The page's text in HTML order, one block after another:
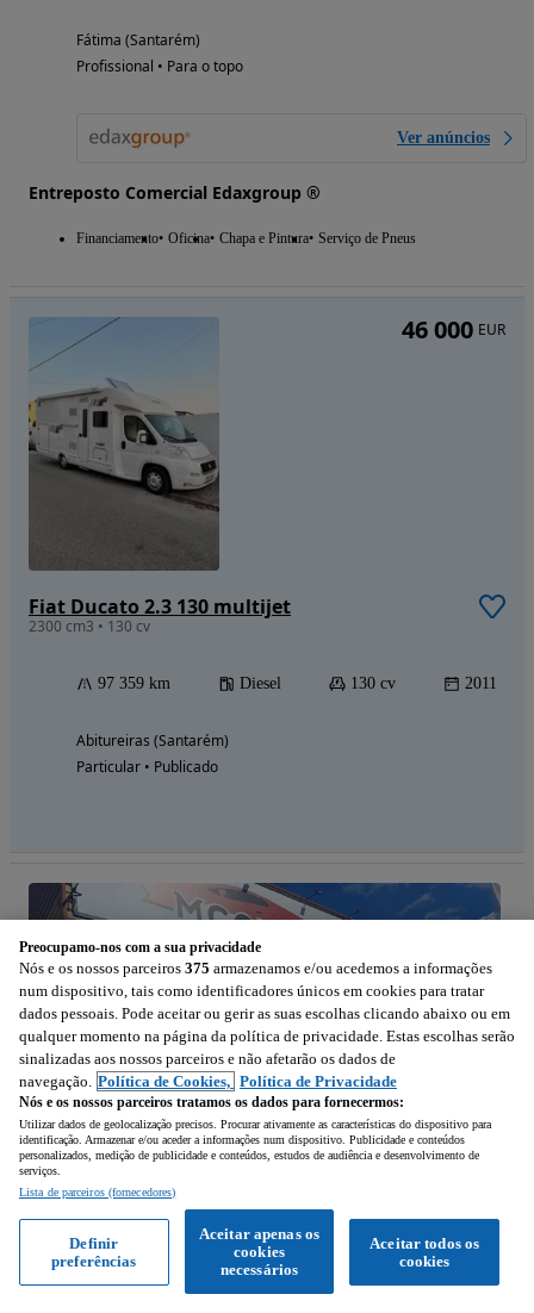
Fátima (Santarém)
Profissional • Para o topo
Ver anúncios
Entreposto Comercial Edaxgroup ®
Financiamento Oficina Chapa e Pintura Serviço de Pneus
Fiat Ducato 2.3 130 multijet
2300 cm3 • 130 cv
97 359 km Diesel 130 cv 2011
Abitureiras (Santarém)
Particular • Publicado
46 000 EUR
1/6
43 900
Preocupamo-nos com a sua privacidade
Nós e os nossos parceiros 375 armazenamos e/ou acedemos a informações
num dispositivo, tais como identificadores únicos em cookies para tratar
dados pessoais. Pode aceitar ou gerir as suas escolhas clicando abaixo ou em
qualquer momento na página da política de privacidade. Estas escolhas serão
sinalizadas aos nossos parceiros e não afetarão os dados de
navegação. Política de Cookies, Política de Privacidade
Nós e os nossos parceiros tratamos os dados para fornecermos:
Utilizar dados de geolocalização precisos. Procurar ativamente as características do dispositivo para
identificação. Armazenar e/ou aceder a informações num dispositivo. Publicidade e conteúdos
personalizados, medição de publicidade e conteúdos, estudos de audiência e desenvolvimento de
serviços.
Lista de parceiros (fornecedores)
Aceitar todos os
cookies
Aceitar apenas os
cookies
necessários
Definir
preferências